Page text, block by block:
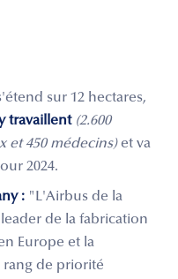
sur 12 hectares,
travaillent (2.600
et 450 médecins)et va
2024.
: "L'Airbus de la
de la fabrication
Europe et la
rang de priorité